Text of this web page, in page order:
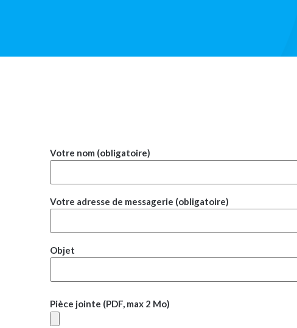
Votre nom (obligatoire)
Votre adresse de messagerie (obligatoire)
Objet
Pièce jointe (PDF, max 2 Mo)